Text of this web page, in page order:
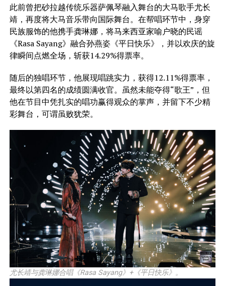
​此前曾把砂拉越传统乐器萨佩琴融入舞台的大马歌手尤长
靖，再度将大马音乐带向国际舞台。在帮唱环节中，身穿
民族服饰的他携手龚琳娜，将马来西亚家喻户晓的民谣
《Rasa Sayang》融合孙燕姿《平日快乐》，并以欢庆的旋
律瞬间点燃全场，斩获14.29%得票率。
随后的独唱环节，他展现唱跳实力，获得12.11%得票率，
最终以第四名的成绩圆满收官。虽然未能夺得“歌王”，但
他在节目中凭扎实的唱功赢得观众的掌声，并留下不少精
彩舞台，可谓虽败犹荣。
尤长靖与龚琳娜合唱《Rasa Sayang》+《平日快乐》。